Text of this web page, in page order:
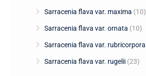
Sarracenia flava var. maxima (10)
Sarracenia flava var. ornata (10)
Sarracenia flava var. rubricorpora
Sarracenia flava var. rugelii (23)